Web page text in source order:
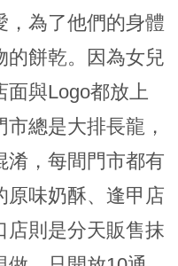
，為了他們的身體
的餅乾。因為女兒
面與Logo都放上
總是大排長龍，
淆，每間門市都有
原味奶酥、逢甲店
店則是分天販售抹